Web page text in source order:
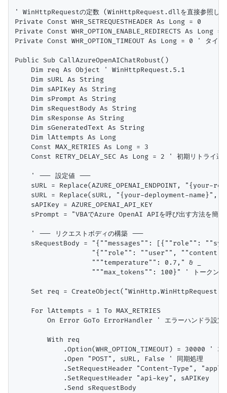
' WinHttpRequestの定数 (WinHttpRequest.dllを直接参照しな
Private Const WHR_SETREQUESTHEADER As Long = 0
Private Const WHR_OPTION_ENABLE_REDIRECTS As Long =
Private Const WHR_OPTION_TIMEOUT As Long = 0 ' タイム
Public Sub CallAzureOpenAIChatRobust()
    Dim req As Object ' WinHttpRequest.5.1
    Dim sURL As String
    Dim sAPIKey As String
    Dim sPrompt As String
    Dim sRequestBody As String
    Dim sResponse As String
    Dim sGeneratedText As String
    Dim lAttempts As Long
    Const MAX_RETRIES As Long = 3
Const RETRY_DELAY_SEC As Long = 2 ' 初期リトライ遅
    ' --- 設定値 ---
sURL = Replace(AZURE_OPENAI_ENDPOINT, "{your-
sURL = Replace(sURL, "{your-deployment-name}",
    sAPIKey = AZURE_OPENAI_API_KEY
sPrompt = "VBAでAzure OpenAI APIを呼び出す方法を簡潔に
    ' --- リクエストボディの構築 ---
sRequestBody = "{""messages"": [{""role"":
"{""role"": ""user"",
                   """temperature"": 0.7," & _
"""max_tokens"": 100}" ' トークン数を
Set req =
    For lAttempts = 1 To MAX_RETRIES
        On Error GoTo ErrorHandler ' エラーハンドラ設定
        With req
.Option(WHR_OPTION_TIMEOUT) = 30000 ' 30秒
            .Open "POST", sURL, False ' 同期処理
.SetRequestHeader "Content-Type",
            .SetRequestHeader "api-key", sAPIKey
            .Send sRequestBody